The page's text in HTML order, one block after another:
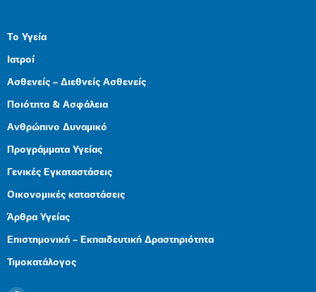
Το Υγεία
Ιατροί
Ασθενείς – Διεθνείς Ασθενείς
Ποιότητα & Ασφάλεια
Ανθρώπινο Δυναμικό
Προγράμματα Υγείας
Γενικές Εγκαταστάσεις
Οικονομικές καταστάσεις
Άρθρα Υγείας
Επιστημονική – Εκπαιδευτική Δραστηριότητα
Τιμοκατάλογος